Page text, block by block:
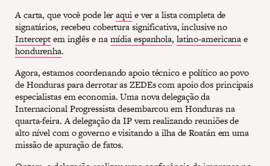
A carta, que você pode leraquie ver a lista completa de
signatários, recebeu cobertura significativa, inclusive no
Interceptem inglês e namídia espanhola, latino-americanae
hondurenha.
Agora, estamos coordenando apoio técnico e político ao povo
de Honduras para derrotar as ZEDEs com apoio dos principais
especialistas em economia. Uma nova delegação da
Internacional Progressista desembarcou em Honduras na
quarta-feira. A delegação da IP vem realizando reuniões de
alto nível com o governo e visitando a ilha de Roatán em uma
missão de apuração de fatos.